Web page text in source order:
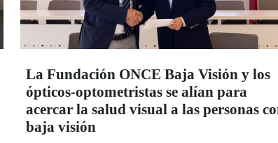
La Fundación ONCE Baja Visión y los
ópticos-optometristas se alían para
acercar la salud visual a las personas
baja visión